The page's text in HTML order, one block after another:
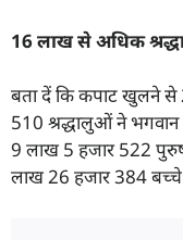
16लाख से अधिक
बता दें कि कपाट खुलने
510 श्रद्धालुओं ने
9 लाख 5 हजार 522
लाख 26 हजार 384 बच्चे